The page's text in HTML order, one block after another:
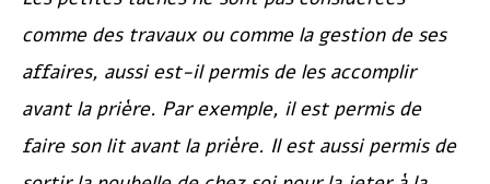
comme des travaux ou comme la gestion de ses
affaires, aussi est-il permis de les accomplir
avant la prière. Par exemple, il est permis de
faire son lit avant la prière. Il est aussi permis de